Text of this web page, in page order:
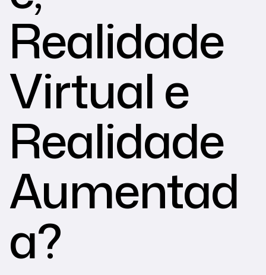
Realidade
Virtual e
Realidade
Aumentad
a?